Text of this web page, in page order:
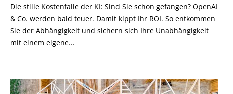
Die stille Kostenfalle der KI: Sind Sie schon gefangen? OpenAI
& Co. werden bald teuer. Damit kippt Ihr ROI. So entkommen
Sie der Abhängigkeit und sichern sich Ihre Unabhängigkeit
mit einem eigene...